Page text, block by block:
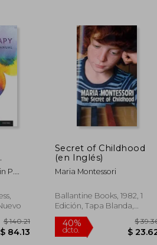
$ 89.82 dcto.
P.
Secret of Childhood
(en Inglés)
Maria Montessori
Ballantine Books, 1982, 1
Edición, Tapa Blanda,
Nuevo